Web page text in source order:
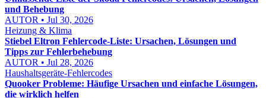
und Behebung
AUTOR • Jul 30, 2026
Heizung & Klima
Stiebel Eltron Fehlercode-Liste: Ursachen, Lösungen und
Tipps zur Fehlerbehebung
AUTOR • Jul 28, 2026
Haushaltsgeräte-Fehlercodes
Quooker Probleme: Häufige Ursachen und einfache Lösungen,
die wirklich helfen